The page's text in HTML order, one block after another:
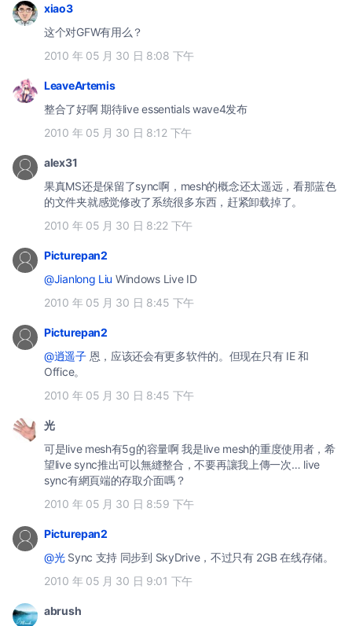
xiao3
这个对GFW有用么？
2010 年 05 月 30 日 8:08 下午
LeaveArtemis
整合了好啊 期待live essentials wave4发布
2010 年 05 月 30 日 8:12 下午
alex31
果真MS还是保留了sync啊，mesh的概念还太遥远，看那蓝色
的文件夹就感觉修改了系统很多东西，赶紧卸载掉了。
2010 年 05 月 30 日 8:22 下午
Picturepan2
@Jianlong Liu Windows Live ID
2010 年 05 月 30 日 8:45 下午
Picturepan2
@逍遥子恩，应该还会有更多软件的。但现在只有 IE 和
Office。
2010 年 05 月 30 日 8:45 下午
光
可是live mesh有5g的容量啊 我是live mesh的重度使用者，希
望live sync推出可以無縫整合，不要再讓我上傳一次… live
sync有網頁端的存取介面嗎？
2010 年 05 月 30 日 8:59 下午
Picturepan2
@光Sync 支持 同步到 SkyDrive，不过只有 2GB 在线存储。
2010 年 05 月 30 日 9:01 下午
abrush